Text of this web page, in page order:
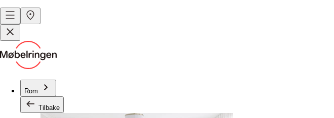
Rom
Tilbake